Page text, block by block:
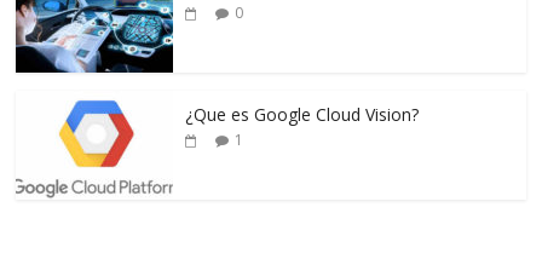
0
¿Que es Google Cloud Vision?
1